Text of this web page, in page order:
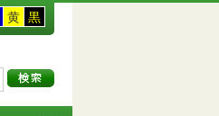
黄 黒